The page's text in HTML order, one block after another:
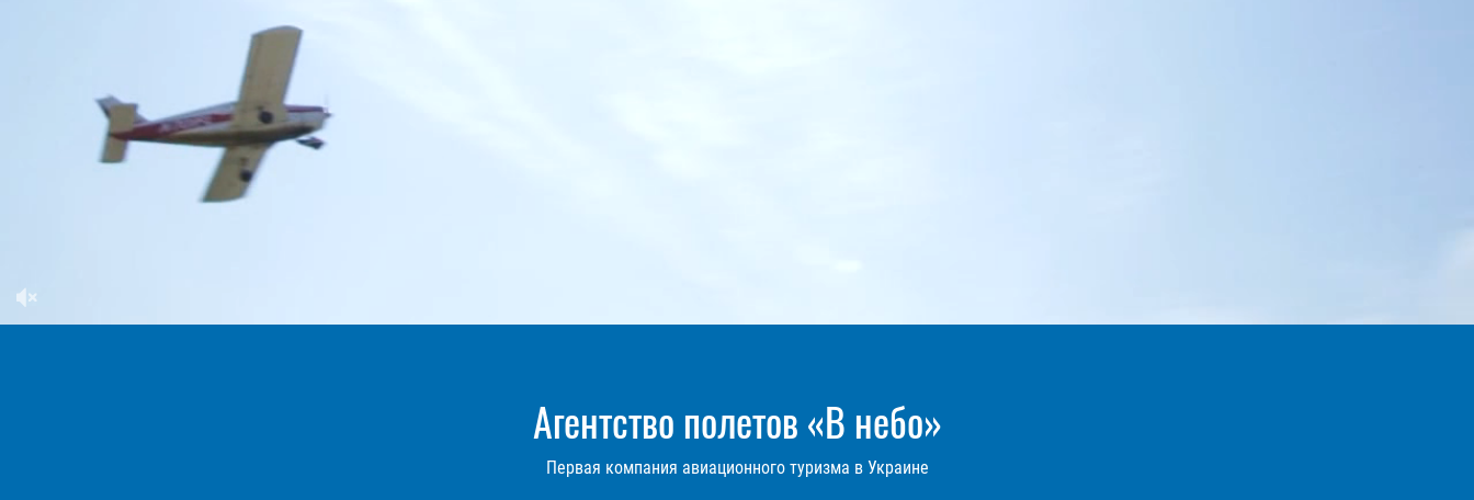
Агентство полетов «В небо»
Первая компания авиационного туризма в Украине